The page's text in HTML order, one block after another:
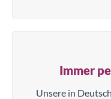
Immer
Unsere in